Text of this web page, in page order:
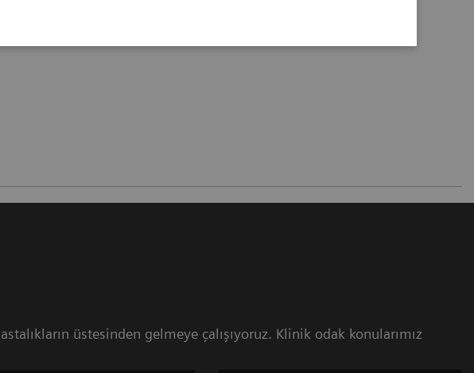
üstesinden gelmeye çalışıyoruz. Klinik odak konularımız